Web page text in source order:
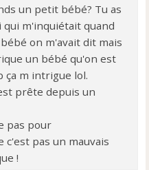
un petit bébé? Tu as
qui m'inquiétait quand
on m'avait dit mais
un bébé qu'on est
ça m intrigue lol.
prête depuis un
pas pour
c'est pas un mauvais
!